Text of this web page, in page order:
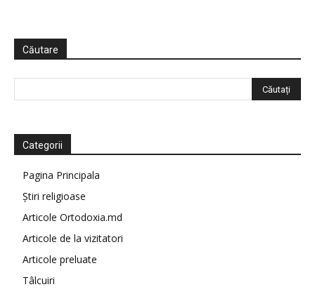
Căutare
Categorii
Pagina Principala
Știri religioase
Articole Ortodoxia.md
Articole de la vizitatori
Articole preluate
Tâlcuiri